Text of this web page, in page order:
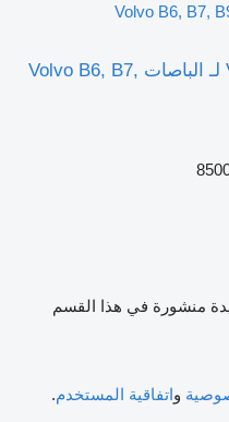
المحرك Volvo D9B380 21070337 لـ الباصات Volvo B6, B7,
منشورة في هذا القسم
واتفاقية المستخدم.